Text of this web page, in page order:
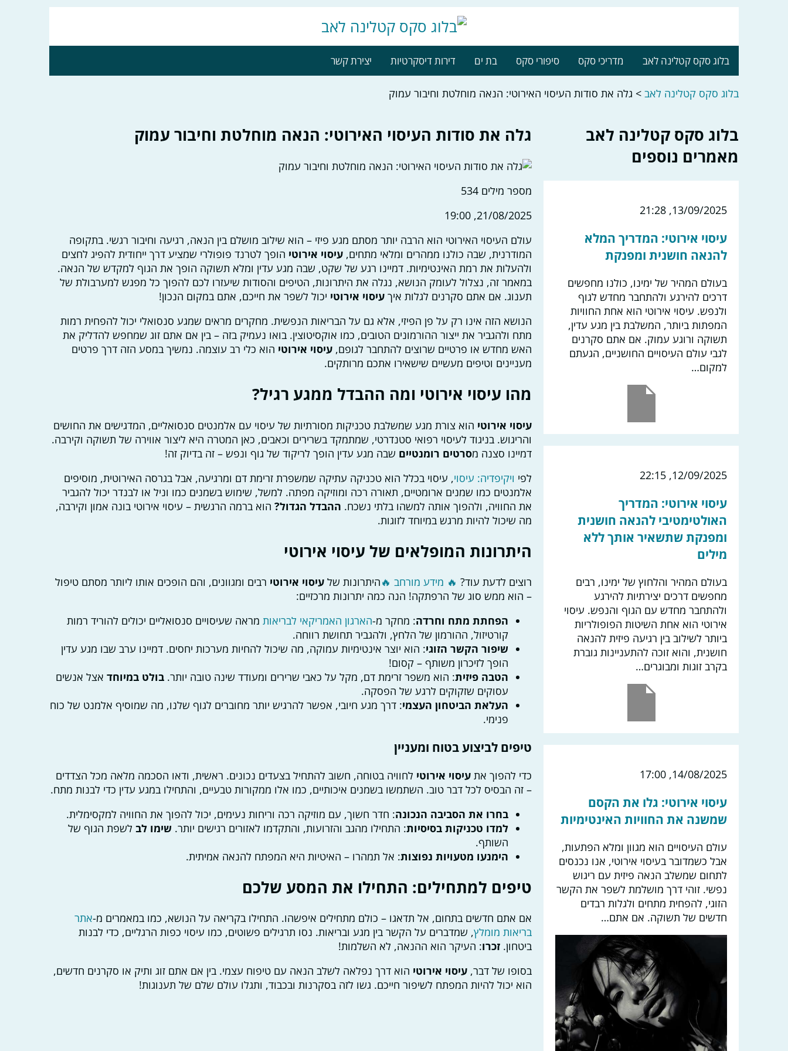
בלוג סקס קטלינה לאב מדריכי סקס סיפורי סקס בת ים דירות דיסקרטיות יצירת קשר
בלוג סקס קטלינה לאב > גלה את סודות העיסוי האירוטי: הנאה מוחלטת וחיבור עמוק
גלה את סודות העיסוי האירוטי: הנאה מוחלטת וחיבור עמוק
מספר מילים 534
21/08/2025, 19:00
עולם העיסוי האירוטי הוא הרבה יותר מסתם מגע פיזי – הוא שילוב מושלם בין הנאה, רגיעה וחיבור רגשי. בתקופה
המודרנית, שבה כולנו ממהרים ומלאי מתחים, עיסוי אירוטי הופך לטרנד פופולרי שמציע דרך ייחודית להפיג לחצים
ולהעלות את רמת האינטימיות. דמיינו רגע של שקט, שבה מגע עדין ומלא תשוקה הופך את הגוף למקדש של הנאה.
במאמר זה, נצלול לעומק הנושא, נגלה את היתרונות, הטיפים והסודות שיעזרו לכם להפוך כל מפגש למערבולת של
תענוג. אם אתם סקרנים לגלות איך עיסוי אירוטי יכול לשפר את חייכם, אתם במקום הנכון!
הנושא הזה אינו רק על פן הפיזי, אלא גם על הבריאות הנפשית. מחקרים מראים שמגע סנסואלי יכול להפחית רמות
מתח ולהגביר את ייצור ההורמונים הטובים, כמו אוקסיטוצין. בואו נעמיק בזה – בין אם אתם זוג שמחפש להדליק את
האש מחדש או פרטיים שרוצים להתחבר לגופם, עיסוי אירוטי הוא כלי רב עוצמה. נמשיך במסע הזה דרך פרטים
מעניינים וטיפים מעשיים שישאירו אתכם מרותקים.
מהו עיסוי אירוטי ומה ההבדל ממגע רגיל?
עיסוי אירוטי הוא צורת מגע שמשלבת טכניקות מסורתיות של עיסוי עם אלמנטים סנסואליים, המדגישים את החושים
והריגוש. בניגוד לעיסוי רפואי סטנדרטי, שמתמקד בשרירים וכאבים, כאן המטרה היא ליצור אווירה של תשוקה וקירבה.
דמיינו סצנה מסרטים רומנטיים שבה מגע עדין הופך לריקוד של גוף ונפש – זה בדיוק זה!
לפי ויקיפדיה: עיסוי, עיסוי בכלל הוא טכניקה עתיקה שמשפרת זרימת דם ומרגיעה, אבל בגרסה האירוטית, מוסיפים
אלמנטים כמו שמנים ארומטיים, תאורה רכה ומוזיקה מפתה. למשל, שימוש בשמנים כמו וניל או לבנדר יכול להגביר
את החוויה, ולהפוך אותה למשהו בלתי נשכח. ההבדל הגדול?הוא ברמה הרגשית – עיסוי אירוטי בונה אמון וקירבה,
מה שיכול להיות מרגש במיוחד לזוגות.
היתרונות המופלאים של עיסוי אירוטי
רוצים לדעת עוד? 🔥 מידע מורחב 🔥היתרונות של עיסוי אירוטי רבים ומגוונים, והם הופכים אותו ליותר מסתם טיפול
– הוא ממש סוג של הרפתקה! הנה כמה יתרונות מרכזיים:
הפחתת מתח וחרדה: מחקר מ-הארגון האמריקאי לבריאותמראה שעיסויים סנסואליים יכולים להוריד רמות
קורטיזול, ההורמון של הלחץ, ולהגביר תחושת רווחה.
שיפור הקשר הזוגי: הוא יוצר אינטימיות עמוקה, מה שיכול להחיות מערכות יחסים. דמיינו ערב שבו מגע עדין
הופך לזיכרון משותף – קסום!
הטבה פיזית: הוא משפר זרימת דם, מקל על כאבי שרירים ומעודד שינה טובה יותר. בולט במיוחדאצל אנשים
עסוקים שזקוקים לרגע של הפסקה.
העלאת הביטחון העצמי: דרך מגע חיובי, אפשר להרגיש יותר מחוברים לגוף שלנו, מה שמוסיף אלמנט של כוח
פנימי.
טיפים לביצוע בטוח ומעניין
כדי להפוך את עיסוי אירוטי לחוויה בטוחה, חשוב להתחיל בצעדים נכונים. ראשית, ודאו הסכמה מלאה מכל הצדדים
– זה הבסיס לכל דבר טוב. השתמשו בשמנים איכותיים, כמו אלו ממקורות טבעיים, והתחילו במגע עדין כדי לבנות מתח.
בחרו את הסביבה הנכונה: חדר חשוך, עם מוזיקה רכה וריחות נעימים, יכול להפוך את החוויה למקסימלית.
למדו טכניקות בסיסיות: התחילו מהגב והזרועות, והתקדמו לאזורים רגישים יותר. שימו לבלשפת הגוף של
השותף.
הימנעו מטעויות נפוצות: אל תמהרו – האיטיות היא המפתח להנאה אמיתית.
טיפים למתחילים: התחילו את המסע שלכם
אם אתם חדשים בתחום, אל תדאגו – כולם מתחילים איפשהו. התחילו בקריאה על הנושא, כמו במאמרים מ-אתר
בריאות מומלץ, שמדברים על הקשר בין מגע ובריאות. נסו תרגילים פשוטים, כמו עיסוי כפות הרגליים, כדי לבנות
ביטחון. זכרו: העיקר הוא ההנאה, לא השלמות!
בסופו של דבר, עיסוי אירוטי הוא דרך נפלאה לשלב הנאה עם טיפוח עצמי. בין אם אתם זוג ותיק או סקרנים חדשים,
הוא יכול להיות המפתח לשיפור חייכם. גשו לזה בסקרנות ובכבוד, ותגלו עולם שלם של תענוגות!
בלוג סקס קטלינה לאב
מאמרים נוספים
13/09/2025, 21:28
עיסוי אירוטי: המדריך המלא
להנאה חושנית ומפנקת
בעולם המהיר של ימינו, כולנו מחפשים
דרכים להירגע ולהתחבר מחדש לגוף
ולנפש. עיסוי אירוטי הוא אחת החוויות
המפתות ביותר, המשלבת בין מגע עדין,
תשוקה ורוגע עמוק. אם אתם סקרנים
לגבי עולם העיסויים החושניים, הגעתם
למקום…
12/09/2025, 22:15
עיסוי אירוטי: המדריך
האולטימטיבי להנאה חושנית
ומפנקת שתשאיר אותך ללא
מילים
בעולם המהיר והלחוץ של ימינו, רבים
מחפשים דרכים יצירתיות להירגע
ולהתחבר מחדש עם הגוף והנפש. עיסוי
אירוטי הוא אחת השיטות הפופולריות
ביותר לשילוב בין רגיעה פיזית להנאה
חושנית, והוא זוכה להתעניינות גוברת
בקרב זוגות ומבוגרים…
14/08/2025, 17:00
עיסוי אירוטי: גלו את הקסם
שמשנה את החוויות האינטימיות
עולם העיסויים הוא מגוון ומלא הפתעות,
אבל כשמדובר בעיסוי אירוטי, אנו נכנסים
לתחום שמשלב הנאה פיזית עם ריגוש
נפשי. זוהי דרך מושלמת לשפר את הקשר
הזוגי, להפחית מתחים ולגלות רבדים
חדשים של תשוקה. אם אתם…